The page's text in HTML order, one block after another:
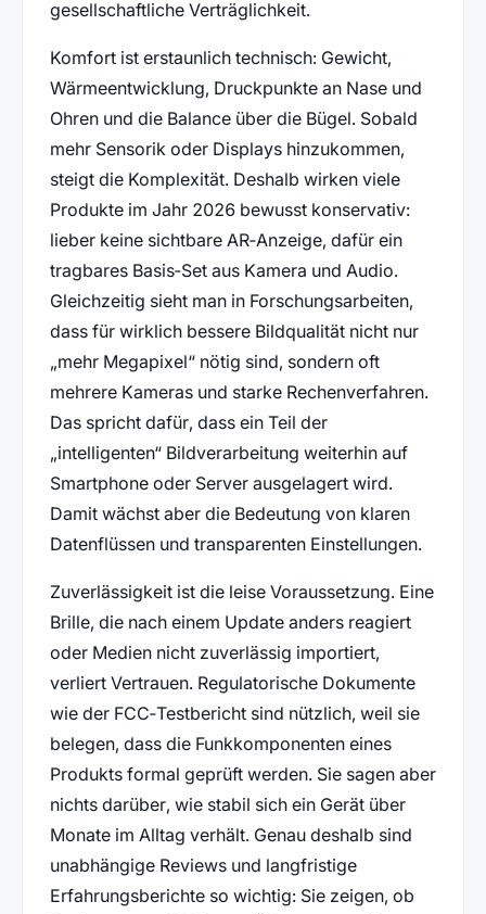
gesellschaftliche Verträglichkeit.
Komfort ist erstaunlich technisch: Gewicht,
Wärmeentwicklung, Druckpunkte an Nase und
Ohren und die Balance über die Bügel. Sobald
mehr Sensorik oder Displays hinzukommen,
steigt die Komplexität. Deshalb wirken viele
Produkte im Jahr 2026 bewusst konservativ:
lieber keine sichtbare AR‑Anzeige, dafür ein
tragbares Basis‑Set aus Kamera und Audio.
Gleichzeitig sieht man in Forschungsarbeiten,
dass für wirklich bessere Bildqualität nicht nur
„mehr Megapixel“ nötig sind, sondern oft
mehrere Kameras und starke Rechenverfahren.
Das spricht dafür, dass ein Teil der
„intelligenten“ Bildverarbeitung weiterhin auf
Smartphone oder Server ausgelagert wird.
Damit wächst aber die Bedeutung von klaren
Datenflüssen und transparenten Einstellungen.
Zuverlässigkeit ist die leise Voraussetzung. Eine
Brille, die nach einem Update anders reagiert
oder Medien nicht zuverlässig importiert,
verliert Vertrauen. Regulatorische Dokumente
wie der FCC‑Testbericht sind nützlich, weil sie
belegen, dass die Funkkomponenten eines
Produkts formal geprüft werden. Sie sagen aber
nichts darüber, wie stabil sich ein Gerät über
Monate im Alltag verhält. Genau deshalb sind
unabhängige Reviews und langfristige
Erfahrungsberichte so wichtig: Sie zeigen, ob